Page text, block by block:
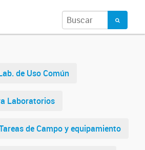
de Uso Común
Laboratorios
de Campo y equipamiento